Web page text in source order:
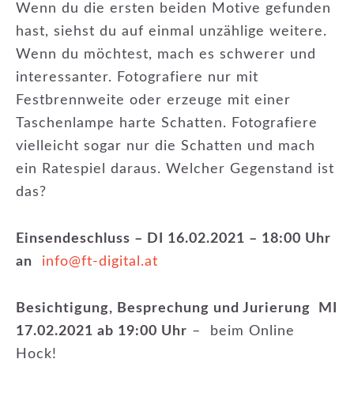
Wenn du die ersten beiden Motive gefunden
hast, siehst du auf einmal unzählige weitere.
Wenn du möchtest, mach es schwerer und
interessanter. Fotografiere nur mit
Festbrennweite oder erzeuge mit einer
Taschenlampe harte Schatten. Fotografiere
vielleicht sogar nur die Schatten und mach
ein Ratespiel daraus. Welcher Gegenstand ist
das?
Einsendeschluss – DI 16.02.2021 – 18:00 Uhr
an
info@ft-digital.at
Besichtigung, Besprechung und Jurierung MI
17.02.2021 ab 19:00 Uhr – beim Online
Hock!